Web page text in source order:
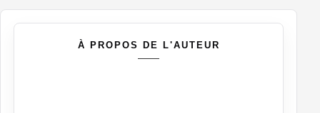
À PROPOS DE L'AUTEUR